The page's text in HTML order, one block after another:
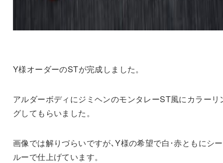
Y様オーダーのSTが完成しました。
アルダーボディにジミヘンのモンタレーST風にカラーリ
グしてもらいました。
画像では解りづらいですが､Y様の希望で白･赤ともにシ
ルーで仕上げています。